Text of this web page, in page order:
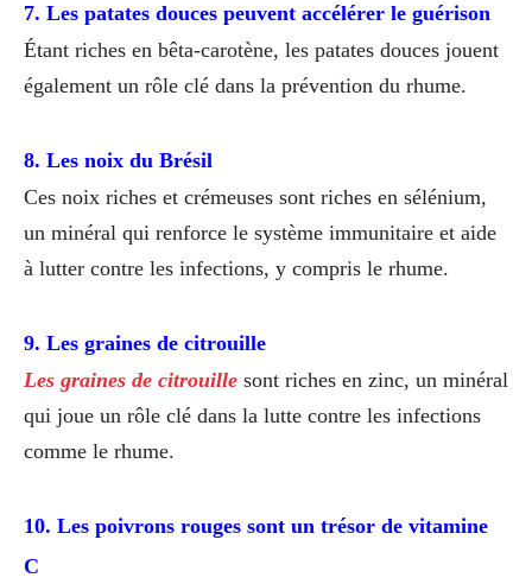
7. Les patates douces peuvent accélérer le guérison
Étant riches en bêta-carotène, les patates douces jouent
également un rôle clé dans la prévention du rhume.
8. Les noix du Brésil
Ces noix riches et crémeuses sont riches en sélénium,
un minéral qui renforce le système immunitaire et aide
à lutter contre les infections, y compris le rhume.
9. Les graines de citrouille
Les graines de citrouille sont riches en zinc, un minéral
qui joue un rôle clé dans la lutte contre les infections
comme le rhume.
10. Les poivrons rouges sont un trésor de vitamine
C